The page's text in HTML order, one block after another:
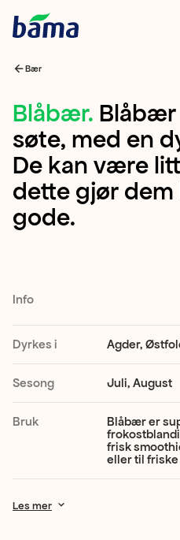
Bær
Blåbær
Blåbær
er
små
og
en
dyp
blå
farge.
De
kan
litt
syrlige,
Blåbær. Blåbær
søte, med en
De kan være
dette gjør dem
gode.
Info
Dyrkes i Agder,
Sesong Juli, August
Bruk
Blåbær er
frisk
eller til
Les mer